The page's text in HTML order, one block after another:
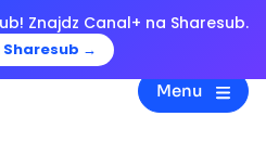
Znajdz Canal+ na Sharesub.
Sharesub →
Menu